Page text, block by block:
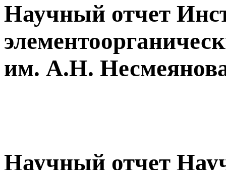
Научный отчет
им. А.Н.
Научный отчет